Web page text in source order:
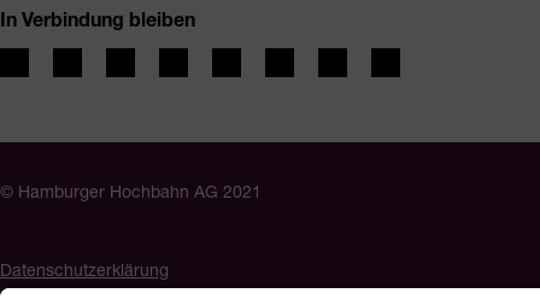
In Verbindung bleiben
© Hamburger Hochbahn AG 2021
Datenschutzerklärung